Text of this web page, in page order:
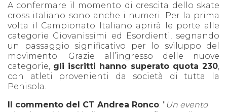
A confermare il momento di crescita dello skate
cross italiano sono anche i numeri. Per la prima
volta il Campionato Italiano aprirà le porte alle
categorie Giovanissimi ed Esordienti, segnando
un passaggio significativo per lo sviluppo del
movimento. Grazie all’ingresso delle nuove
categorie, gli iscritti hanno superato quota 230,
con atleti provenienti da società di tutta la
Penisola.
Il commento del CT Andrea Ronco: "Un evento